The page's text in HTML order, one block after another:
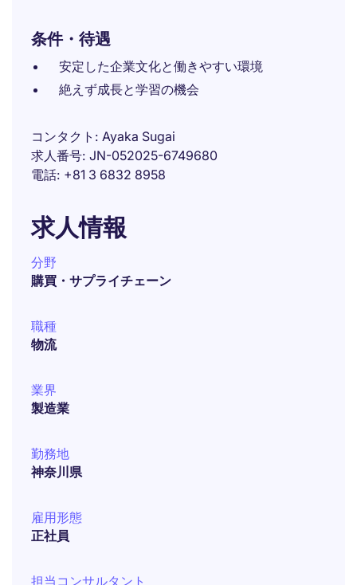
条件・待遇
安定した企業文化と働きやすい環境
絶えず成長と学習の機会
コンタクト
Ayaka Sugai
求人番号 JN-052025-6749680
電話 +81 3 6832 8958
求人情報
分野
購買・サプライチェーン
職種
物流
業界
製造業
勤務地
神奈川県
雇用形態
正社員
担当コンサルタント